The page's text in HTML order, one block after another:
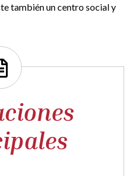
también un centro social y